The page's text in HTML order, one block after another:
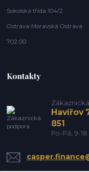
Sokolská třída 104/2
Ostrava-Moravská Ostrava
702 00
Kontakty
Havířov
851
Po-Pá, 9-18